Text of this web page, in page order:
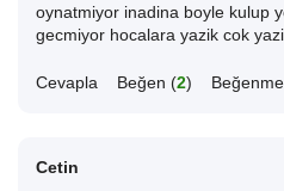
oynatmiyor inadina boyle kulup
gecmiyor hocalara yazik cok
Cevapla Beğen (2)
Cetin